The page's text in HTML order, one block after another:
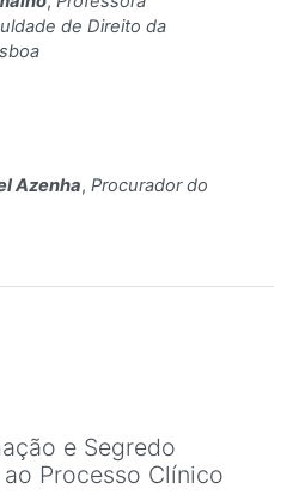
de Direito da
Azenha, Procurador do
e Segredo
Processo Clínico